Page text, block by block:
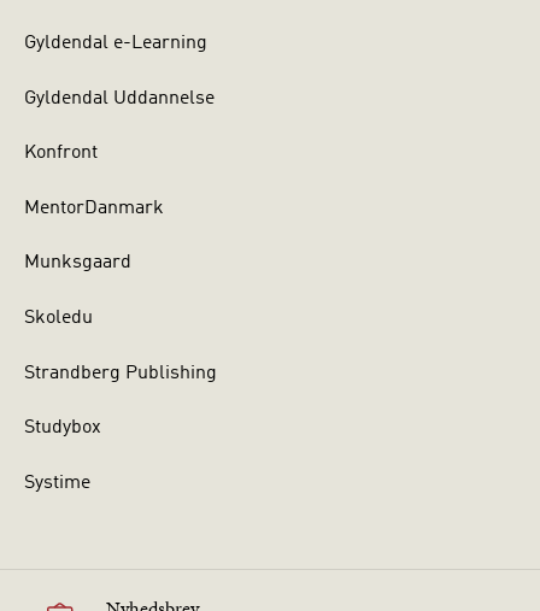
Gyldendal e-Learning
Gyldendal Uddannelse
Konfront
MentorDanmark
Munksgaard
Skoledu
Strandberg Publishing
Studybox
Systime